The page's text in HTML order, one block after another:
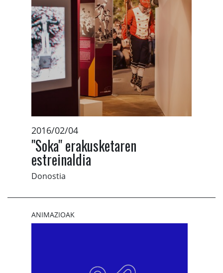
2016/02/04
"Soka" erakusketaren
estreinaldia
Donostia
ANIMAZIOAK